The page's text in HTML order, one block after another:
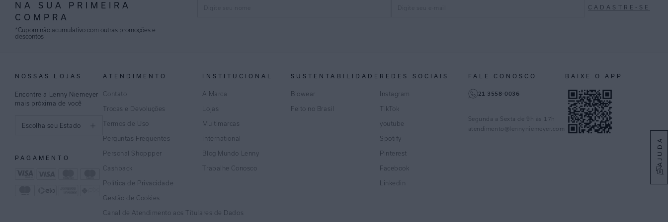
AJUDA
NA SUA PRIMEIRA
COMPRA
*Cupom não acumulativo com outras promoções e
descontos
CADASTRE-SE
NOSSAS LOJAS
Encontre a Lenny Niemeyer
mais próxima de você
Escolha seu Estado
PAGAMENTO
ATENDIMENTO
Contato
Trocas e Devoluções
Termos de Uso
Perguntas Frequentes
Personal Shoppper
Cashback
Política de Privacidade
Gestão de Cookies
Canal de Atendimento aos Títulares de Dados
INSTITUCIONAL
A Marca
Lojas
Multimarcas
International
Blog Mundo Lenny
Trabalhe Conosco
SUSTENTABILIDADE
Biowear
Feito no Brasil
REDES SOCIAIS
Instagram
TikTok
youtube
Spotify
Pinterest
Facebook
Linkedin
FALE CONOSCO
21 3558-0036
Segunda a Sexta de 9h às 17h
atendimento@lennyniemeyer.com
BAIXE O APP